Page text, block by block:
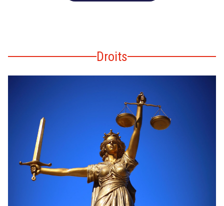
Droits